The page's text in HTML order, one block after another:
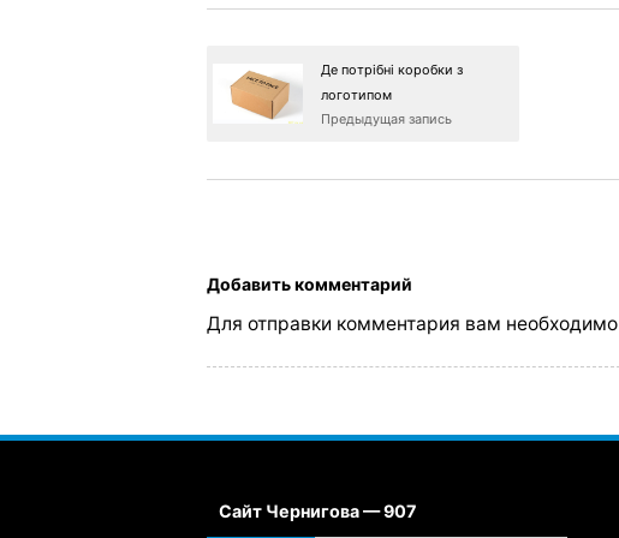
Де потрібні коробки з
логотипом
Предыдущая запись
Добавить комментарий
Для отправки комментария вам необходимо
Сайт Чернигова — 907